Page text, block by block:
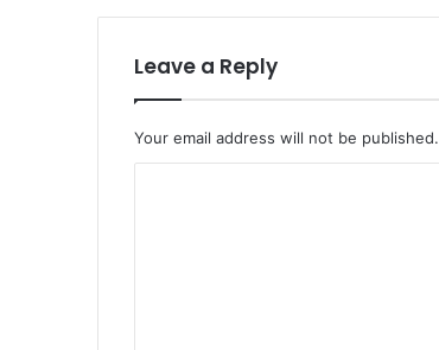
Leave a Reply
Your email address will not be published.